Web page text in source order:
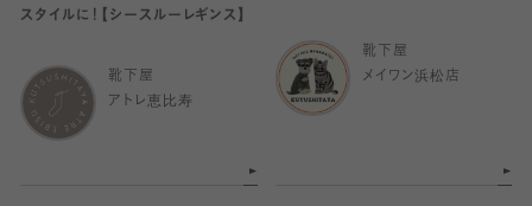
スタイルに！【シースルーレギンス】
靴下屋
アトレ恵比寿
靴下屋
メイワン浜松店